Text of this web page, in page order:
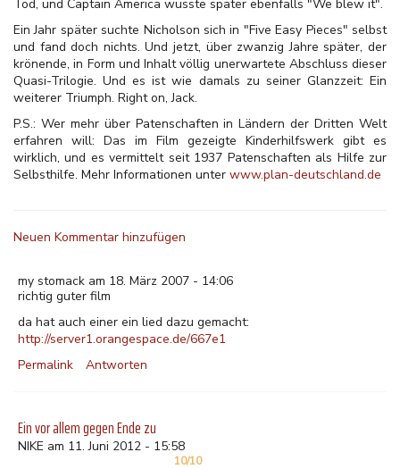
Tod, und Captain America wusste später ebenfalls "We blew it".
Ein Jahr später suchte Nicholson sich in "Five Easy Pieces" selbst
und fand doch nichts. Und jetzt, über zwanzig Jahre später, der
krönende, in Form und Inhalt völlig unerwartete Abschluss dieser
Quasi-Trilogie. Und es ist wie damals zu seiner Glanzzeit: Ein
weiterer Triumph. Right on, Jack.
P.S.: Wer mehr über Patenschaften in Ländern der Dritten Welt
erfahren will: Das im Film gezeigte Kinderhilfswerk gibt es
wirklich, und es vermittelt seit 1937 Patenschaften als Hilfe zur
Selbsthilfe. Mehr Informationen unter www.plan-deutschland.de
Neuen Kommentar hinzufügen
my stomack am 18. März 2007 - 14:06
richtig guter film
da hat auch einer ein lied dazu gemacht:
http://server1.orangespace.de/667e1
Permalink
Antworten
Ein vor allem gegen Ende zu
NIKE am 11. Juni 2012 - 15:58
10/10